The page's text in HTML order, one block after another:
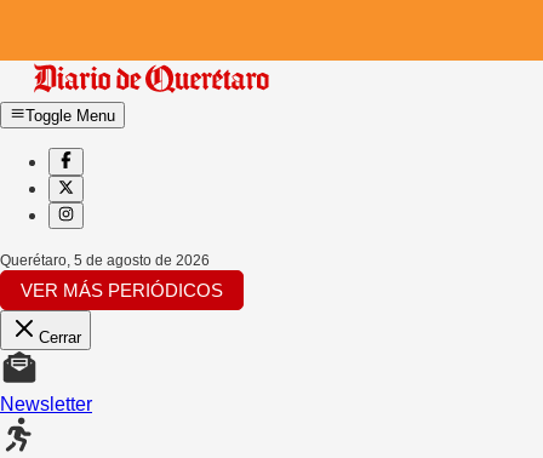
Toggle Menu
Querétaro, 5 de agosto de 2026
VER MÁS PERIÓDICOS
Cerrar
Newsletter